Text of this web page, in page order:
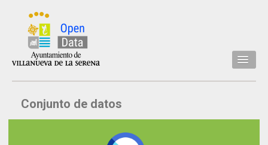
Inicio
Datos
Conjunto de datos